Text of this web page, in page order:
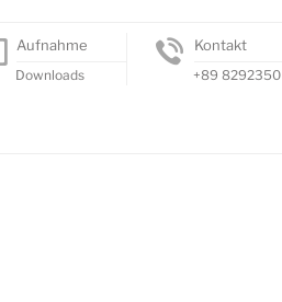
Aufnahme
Downloads
Kontakt
+89 8292350